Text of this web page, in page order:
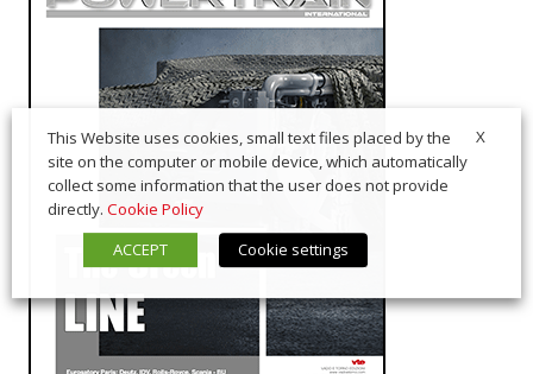
X
This Website uses cookies, small text files placed by the
site on the computer or mobile device, which automatically
collect some information that the user does not provide
directly. Cookie Policy
ACCEPT
Cookie settings